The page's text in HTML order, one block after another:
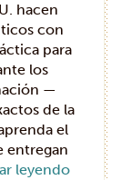
hacen
con
para
los
—
de la
el
entregan
leyendo